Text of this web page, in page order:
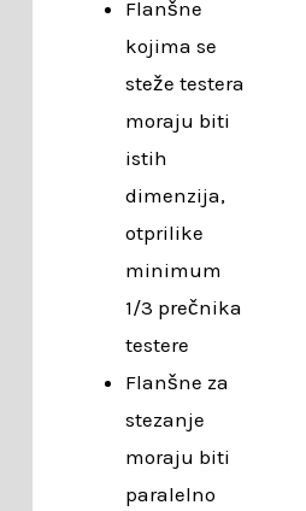
Flanšne
kojima se
steže testera
moraju biti
istih
dimenzija,
otprilike
minimum
1/3 prečnika
testere
Flanšne za
stezanje
moraju biti
paralelno